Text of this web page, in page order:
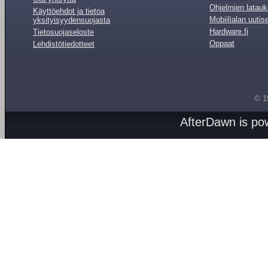
Käyttöehdot ja tietoa
yksityisyydensuojasta
Tietosuojaseloste
Lehdistötiedotteet
Ohjelmien
Mobiilialan
Hardware.fi
Oppaat
©
AfterDawn is